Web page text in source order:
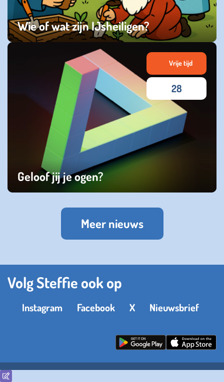
Wie of wat zijn IJsheiligen?
vrijdag 09 mei 2025
Geloof jij je ogen?
Vrije tijd
28
Meer nieuws
Volg Steffie ook op
Instagram Facebook X Nieuwsbrief